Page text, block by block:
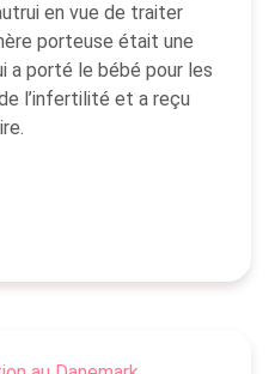
en vue de traiter
porteuse était une
a porté le bébé pour les
l’infertilité et a reçu